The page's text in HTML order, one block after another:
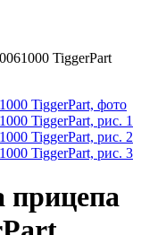
TiggerPart
прицепа